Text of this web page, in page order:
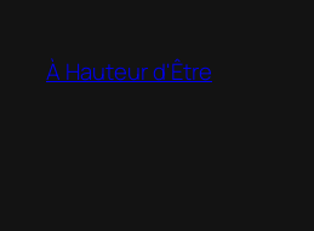
contenu
À Hauteur d'Être